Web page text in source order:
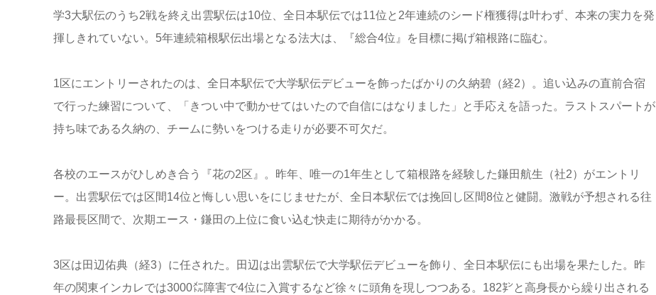
学3大駅伝のうち2戦を終え出雲駅伝は10位、全日本駅伝では11位と2年連続のシード権獲得は叶わず、本来の実力を発
揮しきれていない。5年連続箱根駅伝出場となる法大は、『総合4位』を目標に掲げ箱根路に臨む。
1区にエントリーされたのは、全日本駅伝で大学駅伝デビューを飾ったばかりの久納碧（経2）。追い込みの直前合宿
で行った練習について、「きつい中で動かせてはいたので自信にはなりました」と手応えを語った。ラストスパートが
持ち味である久納の、チームに勢いをつける走りが必要不可欠だ。
各校のエースがひしめき合う『花の2区』。昨年、唯一の1年生として箱根路を経験した鎌田航生（社2）がエントリ
ー。出雲駅伝では区間14位と悔しい思いをにじませたが、全日本駅伝では挽回し区間8位と健闘。激戦が予想される往
路最長区間で、次期エース・鎌田の上位に食い込む快走に期待がかかる。
3区は田辺佑典（経3）に任された。田辺は出雲駅伝で大学駅伝デビューを飾り、全日本駅伝にも出場を果たした。昨
年の関東インカレでは3000㍍障害で4位に入賞するなど徐々に頭角を現しつつある。182㌢と高身長から繰り出される